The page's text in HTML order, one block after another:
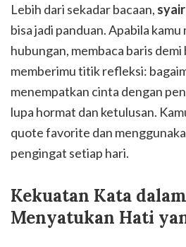
Lebih dari sekadar bacaan,
bisa jadi panduan. Apabila
hubungan, membaca baris
memberimu titik refleksi:
menempatkan cinta dengan
lupa hormat dan ketulusan.
quote favorite dan
pengingat setiap hari.
Kekuatan Kata
Menyatukan Hati